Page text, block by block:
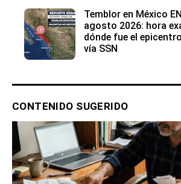
Temblor en México
agosto 2026: hora
dónde fue el
vía SSN
CONTENIDO SUGERIDO